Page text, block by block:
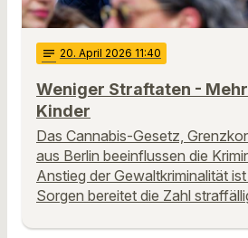
notes 20. April 2026 11:40
Weniger Straftaten -
Kinder
Das Cannabis-Gesetz,
aus Berlin beeinflussen die
Anstieg der Gewaltkriminalität
Sorgen bereitet die Zahl